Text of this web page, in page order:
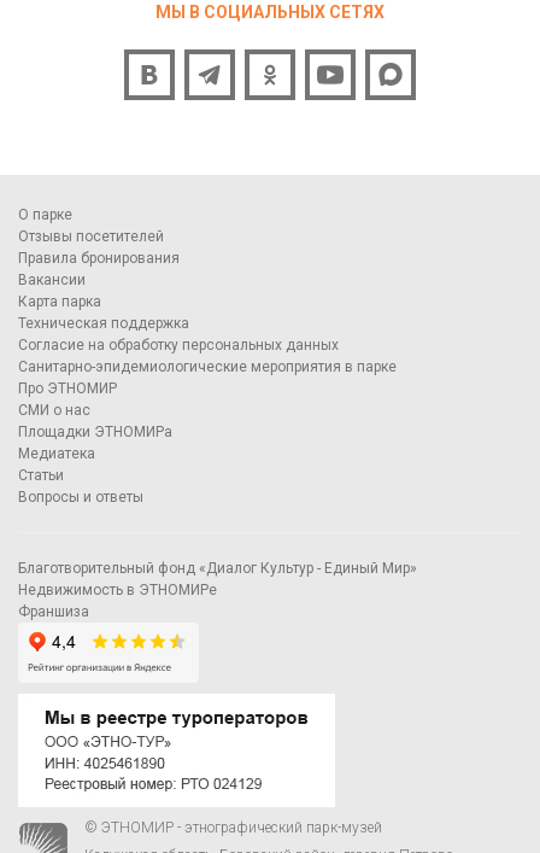
МЫ В СОЦИАЛЬНЫХ СЕТЯХ
О парке
Отзывы посетителей
Правила бронирования
Вакансии
Карта парка
Техническая поддержка
Согласие на обработку персональных данных
Санитарно-эпидемиологические мероприятия в парке
Про ЭТНОМИР
СМИ о нас
Площадки ЭТНОМИРа
Медиатека
Статьи
Вопросы и ответы
Благотворительный фонд «Диалог Культур - Единый Мир»
Недвижимость в ЭТНОМИРе
Франшиза
© ЭТНОМИР - этнографический парк-музей